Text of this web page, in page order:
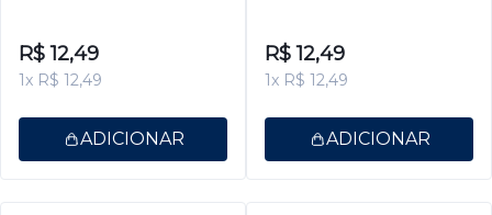
R$ 12,49
1x R$ 12,49
ADICIONAR
R$ 12,49
1x R$ 12,49
ADICIONAR